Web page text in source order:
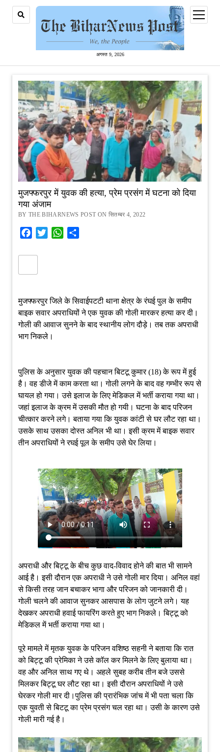
अगस्त 9, 2026
open
menu
मुजफ्फरपुर में युवक की हत्या, प्रेम प्रसंग में घटना को दिया
गया अंजाम
BY THE BIHARNEWS POST ON सितम्बर 4, 2022
Facebook
TwitterWhatsApp
मुजफ्फरपुर जिले के सिवाईपटटी थाना क्षेत्र के रंघई पुल के समीप
बाइक सवार अपराधियों ने एक युवक की गोली मारकर हत्या कर दी।
गोली की आवाज सुनने के बाद स्थानीय लोग दौड़े। तब तक अपराधी
भाग निकले।
पुलिस के अनुसार युवक की पहचान बिटटू कुमार (18) के रूप में हुई
है। वह डीजे में काम करता था। गोली लगने के बाद वह गम्भीर रूप से
घायल हो गया। उसे इलाज के लिए मेडिकल में भर्ती कराया गया था।
जहां इलाज के क्रम में उसकी मौत हो गयी। घटना के बाद परिजन
चीत्कार करने लगे। बताया गया कि युवक कांटी से घर लौट रहा था।
उसके साथ उसका दोस्त अनिल भी था। इसी क्रम में बाइक सवार
तीन अपराधियों ने रघई पूल के समीप उसे घेर लिया।
अपराधी और बिट्टू के बीच कुछ वाद-विवाद होने की बात भी सामने
आई है। इसी दौरान एक अपराधी ने उसे गोली मार दिया। अनिल वहां
से किसी तरह जान बचाकर भागा और परिजन को जानकारी दी।
गोली चलने की आवाज सुनकर आसपास के लोग जुटने लगे। यह
देखकर अपराधी हवाई फायरिंग करते हुए भाग निकले। बिट्टू को
मेडिकल में भर्ती कराया गया था।
पूरे मामले में मृतक युवक के परिजन वशिष्ठ सहनी ने बताया कि रात
को बिट्टू की प्रेमिका ने उसे कॉल कर मिलने के लिए बुलाया था।
वह और अनिल साथ गए थे। अहले सुबह करीब तीन बजे उससे
मिलकर बिट्टू घर लौट रहा था। इसी दौरान अपराधियों ने उसे
घेरकर गोली मार दी।पुलिस की प्रारंभिक जांच में भी पता चला कि
एक युवती से बिटटू का प्रेम प्रसंग चल रहा था। उसी के कारण उसे
गोली मारी गई है।